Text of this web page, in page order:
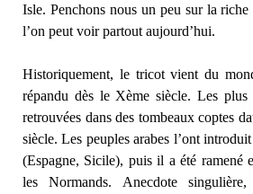
Isle. Penchons nous un peu sur la
l’on peut voir partout aujourd’hui.
Historiquement, le tricot vient du
répandu dès le Xème siècle. Les
retrouvées dans des tombeaux coptes
siècle. Les peuples arabes l’ont
(Espagne, Sicile), puis il a été ramené
les Normands. Anecdote